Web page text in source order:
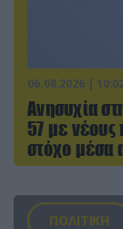
06.08.2026 |
Ανησυχία
57 με νέους
στόχο μέσα
ΠΟΛΙΤΙΚΗ